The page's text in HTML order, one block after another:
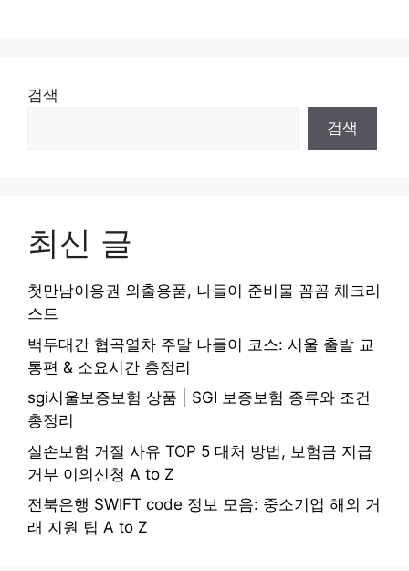
검색
검색
최신 글
첫만남이용권 외출용품, 나들이 준비물 꼼꼼 체크리
스트
백두대간 협곡열차 주말 나들이 코스: 서울 출발 교
통편 & 소요시간 총정리
sgi서울보증보험 상품 | SGI 보증보험 종류와 조건
총정리
실손보험 거절 사유 TOP 5 대처 방법, 보험금 지급
거부 이의신청 A to Z
전북은행 SWIFT code 정보 모음: 중소기업 해외 거
래 지원 팁 A to Z